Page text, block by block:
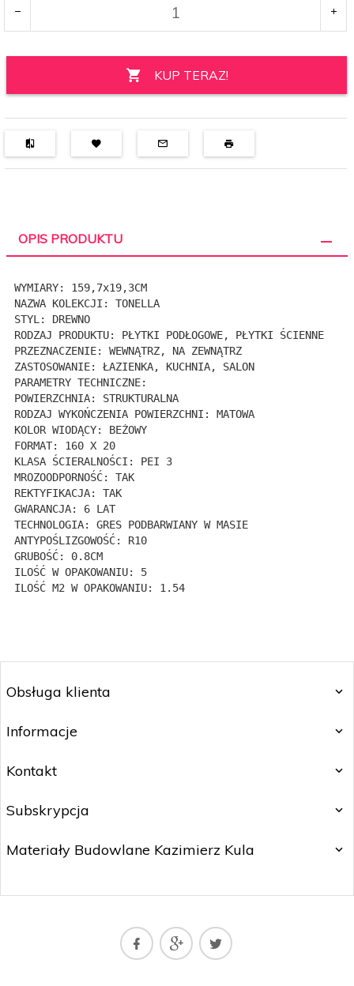
KUP TERAZ!
OPIS PRODUKTU
WYMIARY: 159,7x19,3CM
NAZWA KOLEKCJI: TONELLA
STYL: DREWNO
RODZAJ PRODUKTU: PŁYTKI PODŁOGOWE, PŁYTKI ŚCIENNE
PRZEZNACZENIE: WEWNĄTRZ, NA ZEWNĄTRZ
ZASTOSOWANIE: ŁAZIENKA, KUCHNIA, SALON
PARAMETRY TECHNICZNE:
POWIERZCHNIA: STRUKTURALNA
RODZAJ WYKOŃCZENIA POWIERZCHNI: MATOWA
KOLOR WIODĄCY: BEŻOWY
FORMAT: 160 X 20
KLASA ŚCIERALNOŚCI: PEI 3
MROZOODPORNOŚĆ: TAK
REKTYFIKACJA: TAK
GWARANCJA: 6 LAT
TECHNOLOGIA: GRES PODBARWIANY W MASIE
ANTYPOŚLIZGOWOŚĆ: R10
GRUBOŚĆ: 0.8CM
ILOŚĆ W OPAKOWANIU: 5
ILOŚĆ M2 W OPAKOWANIU: 1.54
Obsługa klienta
Informacje
Kontakt
Subskrypcja
Materiały Budowlane Kazimierz Kula
matbud@matbud.pl